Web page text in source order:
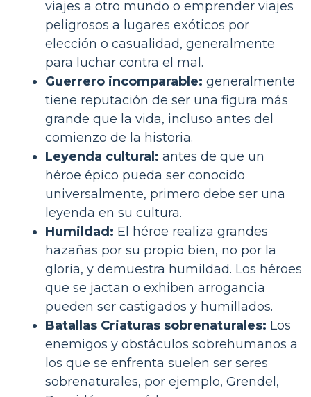
viajes a otro mundo o emprender viajes
peligrosos a lugares exóticos por
elección o casualidad, generalmente
para luchar contra el mal.
Guerrero incomparable: generalmente
tiene reputación de ser una figura más
grande que la vida, incluso antes del
comienzo de la historia.
Leyenda cultural: antes de que un
héroe épico pueda ser conocido
universalmente, primero debe ser una
leyenda en su cultura.
Humildad: El héroe realiza grandes
hazañas por su propio bien, no por la
gloria, y demuestra humildad. Los héroes
que se jactan o exhiben arrogancia
pueden ser castigados y humillados.
Batallas Criaturas sobrenaturales: Los
enemigos y obstáculos sobrehumanos a
los que se enfrenta suelen ser seres
sobrenaturales, por ejemplo, Grendel,